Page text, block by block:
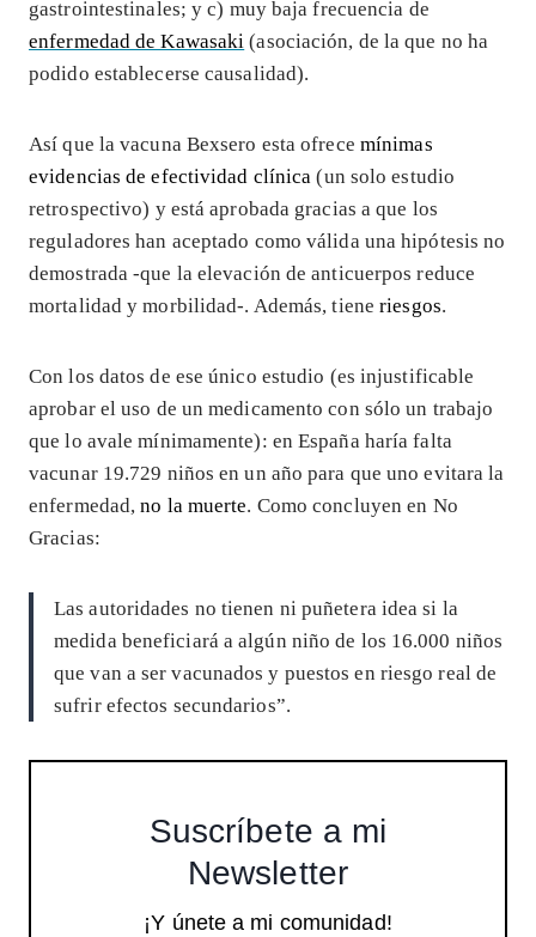
gastrointestinales; y c) muy baja frecuencia de
enfermedad de Kawasaki (asociación, de la que no ha
podido establecerse causalidad).
Así que la vacuna Bexsero esta ofrece mínimas
evidencias de efectividad clínica (un solo estudio
retrospectivo) y está aprobada gracias a que los
reguladores han aceptado como válida una hipótesis no
demostrada -que la elevación de anticuerpos reduce
mortalidad y morbilidad-. Además, tieneriesgos.
Con los datos de ese único estudio (es injustificable
aprobar el uso de un medicamento con sólo un trabajo
que lo avale mínimamente): en España haría falta
vacunar 19.729 niños en un año para que uno evitara la
enfermedad,no la muerte. Como concluyen en No
Gracias:
Las autoridades no tienen ni puñetera idea si la
medida beneficiará a algún niño de los 16.000 niños
que van a ser vacunados y puestos en riesgo real de
sufrir efectos secundarios”.
Suscríbete a mi
Newsletter
¡Y únete a mi comunidad!